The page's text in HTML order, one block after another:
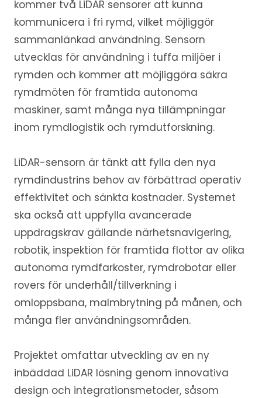
kommer två LiDAR sensorer att kunna
kommunicera i fri rymd, vilket möjliggör
sammanlänkad användning. Sensorn
utvecklas för användning i tuffa miljöer i
rymden och kommer att möjliggöra säkra
rymdmöten för framtida autonoma
maskiner, samt många nya tillämpningar
inom rymdlogistik och rymdutforskning.
LiDAR-sensorn är tänkt att fylla den nya
rymdindustrins behov av förbättrad operativ
effektivitet och sänkta kostnader. Systemet
ska också att uppfylla avancerade
uppdragskrav gällande närhetsnavigering,
robotik, inspektion för framtida flottor av olika
autonoma rymdfarkoster, rymdrobotar eller
rovers för underhåll/tillverkning i
omloppsbana, malmbrytning på månen, och
många fler användningsområden.
Projektet omfattar utveckling av en ny
inbäddad LiDAR lösning genom innovativa
design och integrationsmetoder, såsom